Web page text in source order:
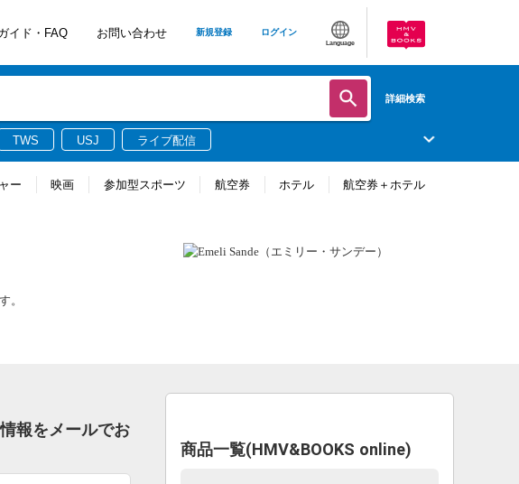
イド・FAQ お問い合わせ 新規登録 ログイン
Language
詳細検索
TWS USJ ライブ配信
ー 映画 参加型スポーツ 航空券 ホテル 航空券＋ホテル
。
報をメールでお
商品一覧(HMV&BOOKS online)